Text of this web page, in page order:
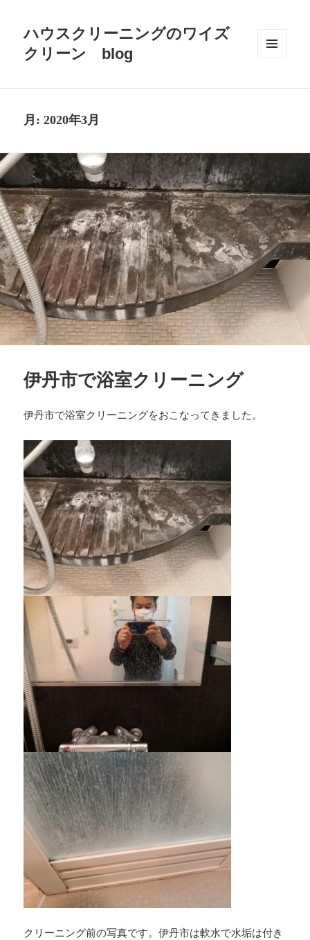
ハウスクリーニングのワイズ
クリーン blog
月:2020年3月
伊丹市で浴室クリーニング
伊丹市で浴室クリーニングをおこなってきました。
クリーニング前の写真です。伊丹市は軟水で水垢は付き